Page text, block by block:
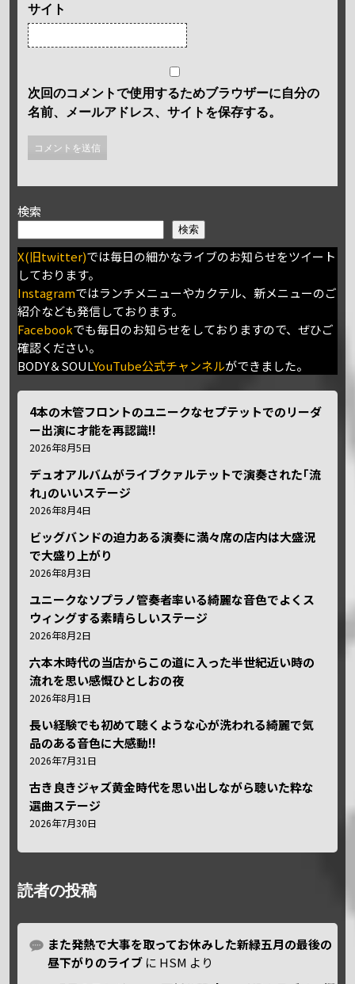
サイト
次回のコメントで使用するためブラウザーに自分の
名前、メールアドレス、サイトを保存する。
検索
検索
X(旧twitter)では毎日の細かなライブのお知らせをツイート
しております。
Instagramではランチメニューやカクテル、新メニューのご
紹介なども発信しております。
Facebookでも毎日のお知らせをしておりますので、ぜひご
確認ください。
BODY＆SOULYouTube公式チャンネルができました。
4本の木管フロントのユニークなセプテットでのリーダ
ー出演に才能を再認識!!
2026年8月5日
デュオアルバムがライブクァルテットで演奏された｢流
れ｣のいいステージ
2026年8月4日
ビッグバンドの迫力ある演奏に満々席の店内は大盛況
で大盛り上がり
2026年8月3日
ユニークなソプラノ管奏者率いる綺麗な音色でよくス
ウィングする素晴らしいステージ
2026年8月2日
六本木時代の当店からこの道に入った半世紀近い時の
流れを思い感慨ひとしおの夜
2026年8月1日
長い経験でも初めて聴くような心が洗われる綺麗で気
品のある音色に大感動!!
2026年7月31日
古き良きジャズ黄金時代を思い出しながら聴いた粋な
選曲ステージ
2026年7月30日
読者の投稿
また発熱で大事を取ってお休みした新緑五月の最後の
昼下がりのライブ に HSM より